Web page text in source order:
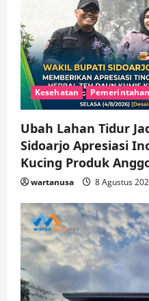
Kesehatan Pemerintahan
Ubah Lahan Tidur
Sidoarjo Apresiasi
Kucing Produk
wartanusa 8 Agustus